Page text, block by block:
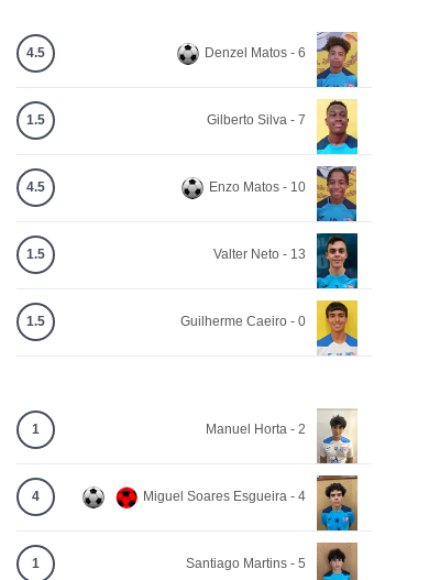
4.5 Denzel Matos - 6
1.5 Gilberto Silva - 7
4.5 Enzo Matos - 10
1.5 Valter Neto - 13
1.5 Guilherme Caeiro - 0
1 Manuel Horta - 2
4 Miguel Soares Esgueira - 4
1 Santiago Martins - 5